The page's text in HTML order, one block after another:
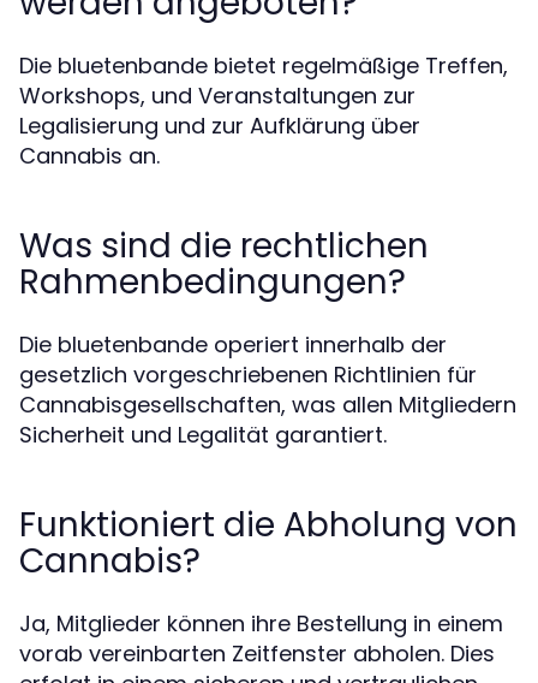
Die bluetenbande bietet regelmäßige Treffen,
Workshops, und Veranstaltungen zur
Legalisierung und zur Aufklärung über
Cannabis an.
Was sind die rechtlichen
Rahmenbedingungen?
Die bluetenbande operiert innerhalb der
gesetzlich vorgeschriebenen Richtlinien für
Cannabisgesellschaften, was allen Mitgliedern
Sicherheit und Legalität garantiert.
Funktioniert die Abholung von
Cannabis?
Ja, Mitglieder können ihre Bestellung in einem
vorab vereinbarten Zeitfenster abholen. Dies